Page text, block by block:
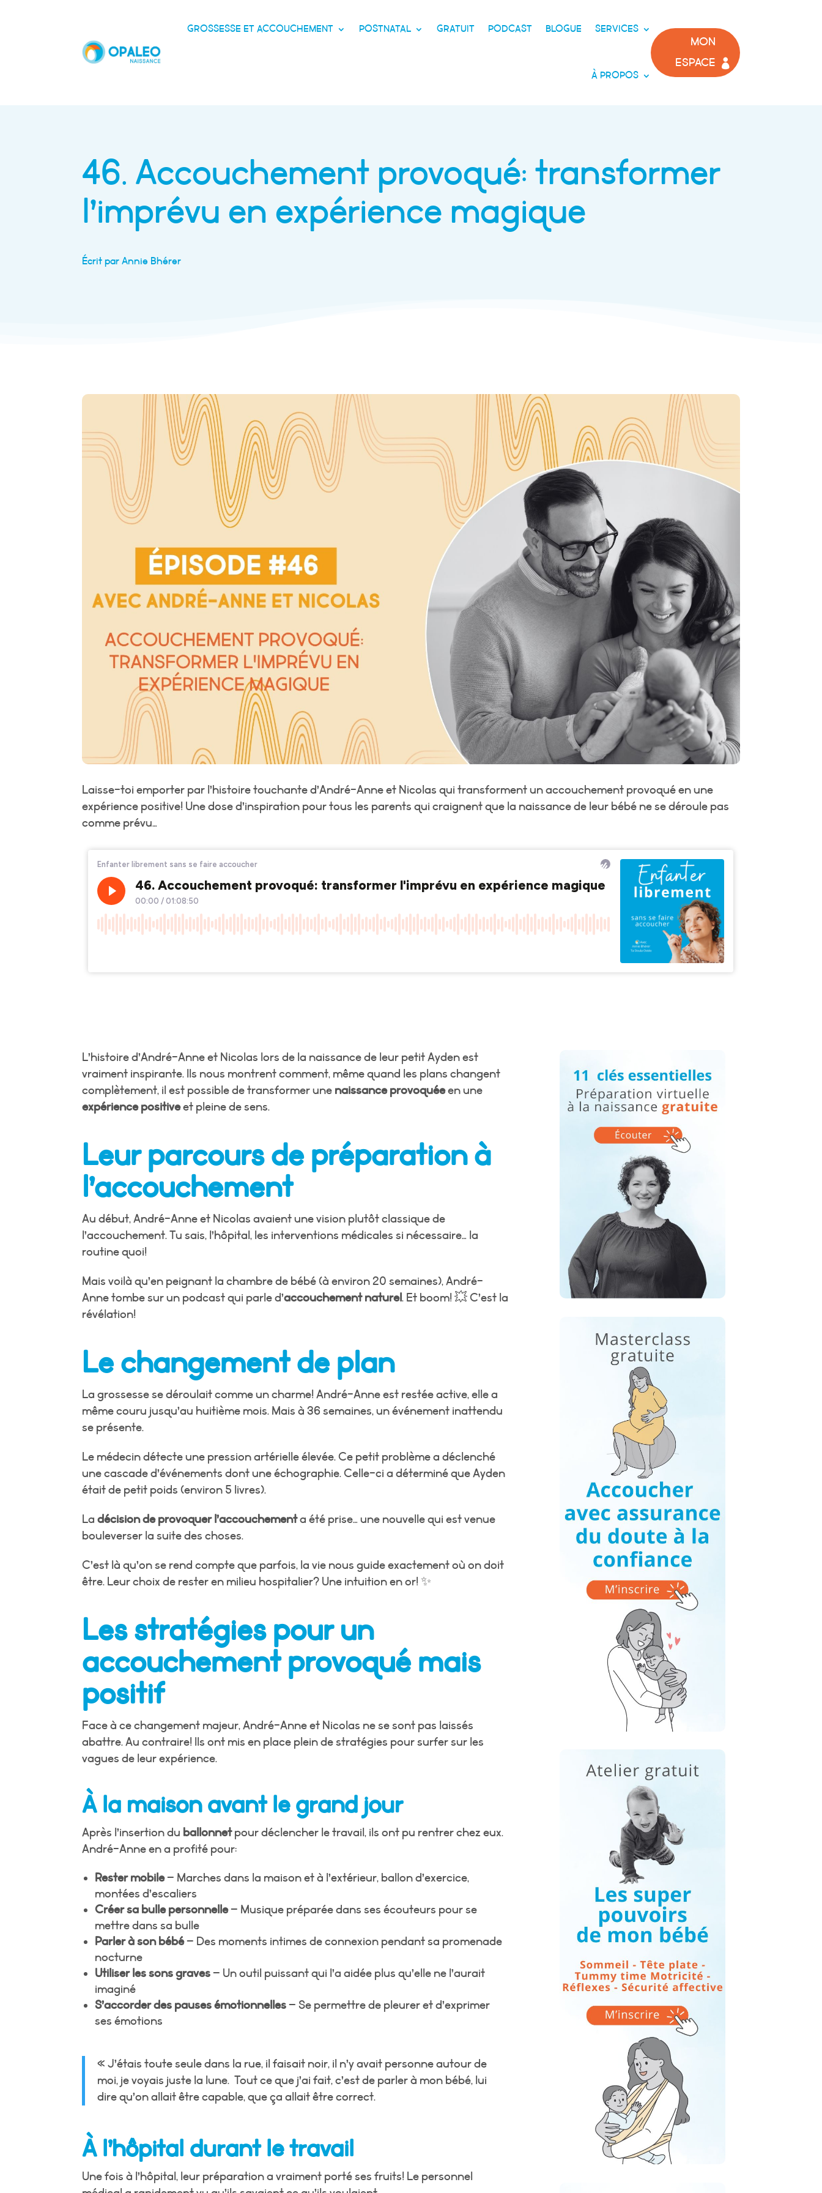
GROSSESSE ET ACCOUCHEMENT POSTNATAL GRATUIT PODCAST BLOGUE SERVICES
À PROPOS
MON
ESPACE
46. Accouchement provoqué: transformer
l’imprévu en expérience magique
Écrit par Annie Bhérer
Laisse-toi emporter par l’histoire touchante d’André-Anne et Nicolas qui transforment un accouchement provoqué en une
expérience positive! Une dose d’inspiration pour tous les parents qui craignent que la naissance de leur bébé ne se déroule pas
comme prévu…
L’histoire d’André-Anne et Nicolas lors de la naissance de leur petit Ayden est
vraiment inspirante. Ils nous montrent comment, même quand les plans changent
complètement, il est possible de transformer une naissance provoquéeen une
expérience positiveet pleine de sens.
Leur parcours de préparation à
l’accouchement
Au début, André-Anne et Nicolas avaient une vision plutôt classique de
l’accouchement. Tu sais, l’hôpital, les interventions médicales si nécessaire… la
routine quoi!
Mais voilà qu’en peignant la chambre de bébé (à environ 20 semaines), André-
Anne tombe sur un podcast qui parle d’accouchement naturel. Et boom! 💥 C’est la
révélation!
Le changement de plan
La grossesse se déroulait comme un charme! André-Anne est restée active, elle a
même couru jusqu’au huitième mois. Mais à 36 semaines, un événement inattendu
se présente.
Le médecin détecte une pression artérielle élevée. Ce petit problème a déclenché
une cascade d’événements dont une échographie. Celle-ci a déterminé que Ayden
était de petit poids (environ 5 livres).
Ladécision de provoquer l’accouchementa été prise… une nouvelle qui est venue
bouleverser la suite des choses.
C’est là qu’on se rend compte que parfois, la vie nous guide exactement où on doit
être. Leur choix de rester en milieu hospitalier? Une intuition en or! ✨
Les stratégies pour un
accouchement provoqué mais
positif
Face à ce changement majeur, André-Anne et Nicolas ne se sont pas laissés
abattre. Au contraire! Ils ont mis en place plein de stratégies pour surfer sur les
vagues de leur expérience.
À la maison avant le grand jour
Après l’insertion du ballonnetpour déclencher le travail, ils ont pu rentrer chez eux.
André-Anne en a profité pour:
Rester mobile– Marches dans la maison et à l’extérieur, ballon d’exercice,
montées d’escaliers
Créer sa bulle personnelle– Musique préparée dans ses écouteurs pour se
mettre dans sa bulle
Parler à son bébé– Des moments intimes de connexion pendant sa promenade
nocturne
Utiliser les sons graves– Un outil puissant qui l’a aidée plus qu’elle ne l’aurait
imaginé
S’accorder des pauses émotionnelles– Se permettre de pleurer et d’exprimer
ses émotions
« J’étais toute seule dans la rue, il faisait noir, il n’y avait personne autour de
moi, je voyais juste la lune. Tout ce que j’ai fait, c’est de parler à mon bébé, lui
dire qu’on allait être capable, que ça allait être correct.
À l’hôpital durant le travail
Une fois à l’hôpital, leur préparation a vraiment porté ses fruits! Le personnel